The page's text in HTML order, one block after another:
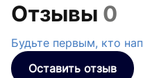
Отзывы 0
Будьте первым, кто
Оставить отзыв